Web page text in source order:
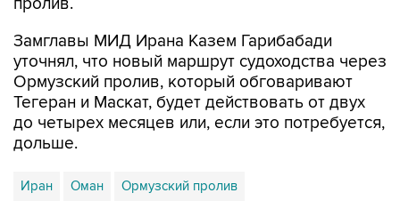
Замглавы МИД Ирана Казем Гарибабади
уточнял, что новый маршрут судоходства через
Ормузский пролив, который обговаривают
Тегеран и Маскат, будет действовать от двух
до четырех месяцев или, если это потребуется,
дольше.
Иран Оман Ормузский пролив